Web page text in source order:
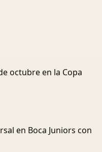
octubre en la Copa
en Boca Juniors con